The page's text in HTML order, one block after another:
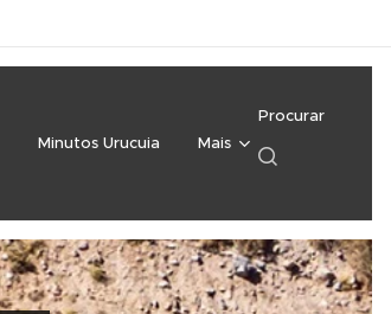
Minutos Urucuia Mais
Procurar